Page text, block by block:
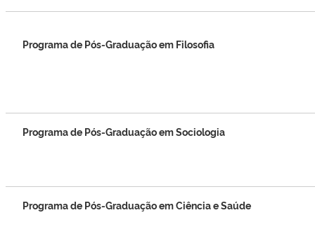
Programa de Pós-Graduação em Filosofia
Programa de Pós-Graduação em Sociologia
Programa de Pós-Graduação em Ciência e Saúde